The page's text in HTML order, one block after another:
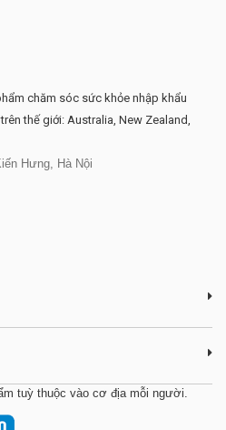
chăm sóc sức khỏe nhập khẩu
thế giới: Australia, New Zealand,
Hưng, Hà Nội
tuỳ thuộc vào cơ địa mỗi người.